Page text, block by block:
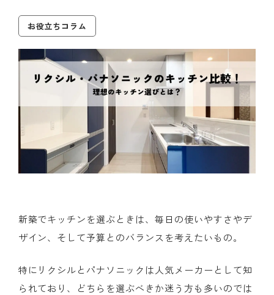
お役立ちコラム
新築でキッチンを選ぶときは、毎日の使いやすさやデ
ザイン、そして予算とのバランスを考えたいもの。
特にリクシルとパナソニックは人気メーカーとして知
られており、どちらを選ぶべきか迷う方も多いのでは